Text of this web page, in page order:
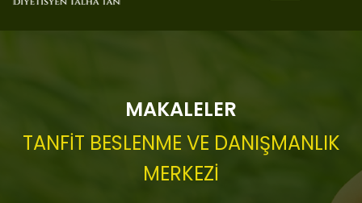
MAKALELER
TANFİT BESLENME VE DANIŞMANLIK
MERKEZİ